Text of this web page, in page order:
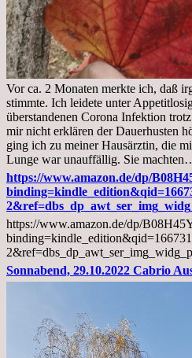
Vor ca. 2 Monaten merkte ich, daß
stimmte. Ich leidete unter
überstandenen Corona Infektion
mir nicht erklären der Dauerhusten
ging ich zu meiner Hausärztin, die
Lunge war unauffällig. Sie
https://www.amazon.de/dp/
https://www.amazon.de/dp/
Sonnabend, 29.10.2022 Cabrio